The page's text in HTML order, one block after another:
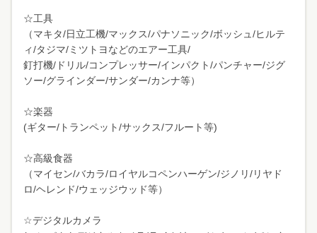
☆工具
（マキタ/日立工機/マックス/パナソニック/ボッシュ/ヒルテ
ィ/タジマ/ミツトヨなどのエアー工具/
釘打機/ドリル/コンプレッサー/インパクト/パンチャー/ジグ
ソー/グラインダー/サンダー/カンナ等）
☆楽器
(ギター/トランペット/サックス/フルート等)
☆高級食器
（マイセン/バカラ/ロイヤルコペンハーゲン/ジノリ/リヤド
ロ/ヘレンド/ウェッジウッド等）
☆デジタルカメラ